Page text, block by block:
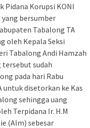
Pidana Korupsi KONI
bersumber
Tabalong TA
oleh Kepala Seksi
Tabalong Andi Hamzah
tersebut sudah
pada hari Rabu
untuk disetorkan ke Kas
sehingga uang
Terpidana Ir. H.M
(Alm) sebesar